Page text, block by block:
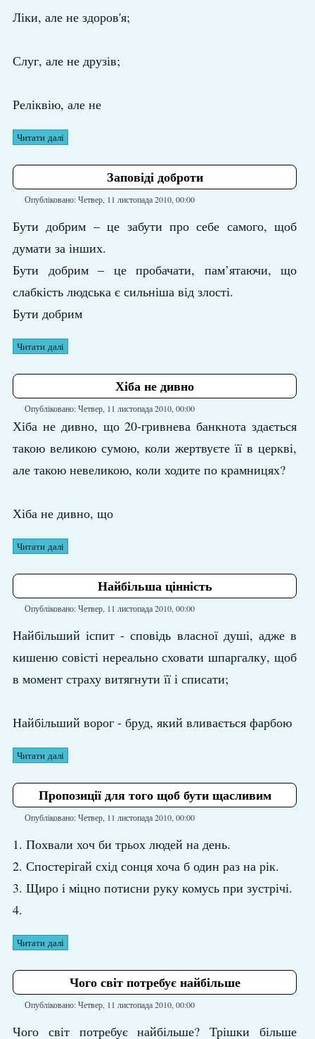
Ліки, але не здоров'я;
Слуг, але не друзів;
Реліквію, але не
Читати далі
Заповіді доброти
Опубліковано: Четвер, 11 листопада 2010, 00:00
Бути добрим – це забути про себе самого, щоб
думати за інших.
Бути добрим – це пробачати, пам’ятаючи, що
слабкість людська є сильніша від злості.
Бути добрим
Читати далі
Хіба не дивно
Опубліковано: Четвер, 11 листопада 2010, 00:00
Хіба не дивно, що 20-гривнева банкнота здається
такою великою сумою, коли жертвуєте її в церкві,
але такою невеликою, коли ходите по крамницях?
Хіба не дивно, що
Читати далі
Найбільша цінність
Опубліковано: Четвер, 11 листопада 2010, 00:00
Найбільший іспит - сповідь власної душі, адже в
кишеню совісті нереально сховати шпаргалку, щоб
в момент страху витягнути її і списати;
Найбільший ворог - бруд, який вливається фарбою
Читати далі
Пропозиції для того щоб бути щасливим
Опубліковано: Четвер, 11 листопада 2010, 00:00
1. Похвали хоч би трьох людей на день.
2. Спостерігай схід сонця хоча б один раз на рік.
3. Щиро і міцно потисни руку комусь при зустрічі.
4.
Читати далі
Чого світ потребує найбільше
Опубліковано: Четвер, 11 листопада 2010, 00:00
Чого світ потребує найбільше? Трішки більше